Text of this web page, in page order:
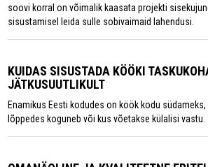
soovi korral on võimalik kaasata projekti
sisustamisel leida sulle sobivaimaid lahendusi.
KUIDAS SISUSTADA KÖÖKI
JÄTKUSUUTLIKULT
Enamikus Eesti kodudes on köök kodu südameks,
lõppedes koguneb või kus võetakse külalisi vastu.